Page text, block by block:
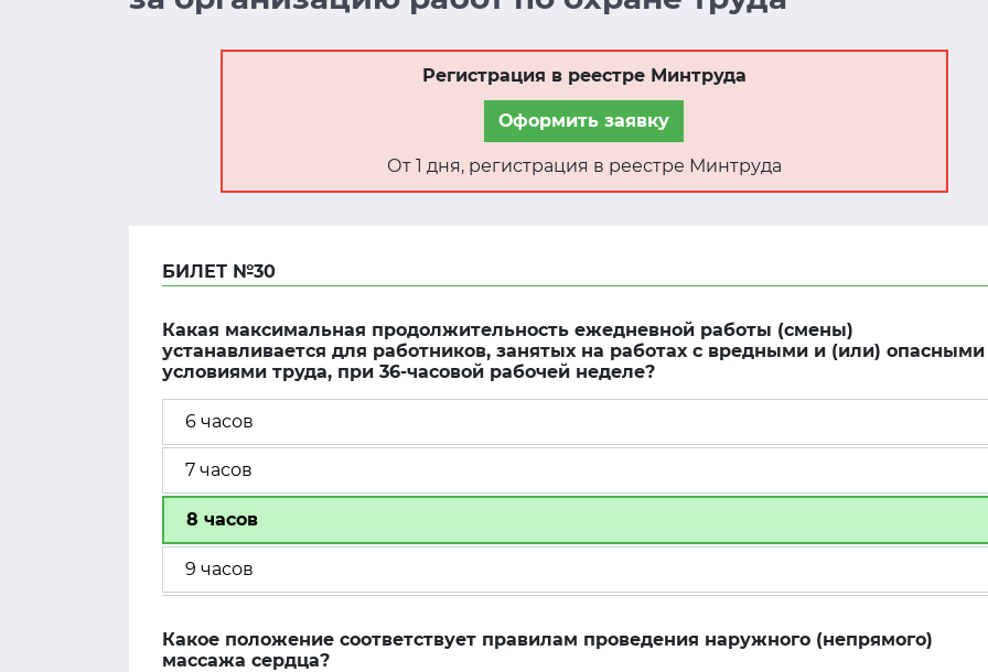
Регистрация в реестре Минтруда
Оформить заявку
От 1 дня, регистрация в реестре Минтруда
БИЛЕТ №30
Какая максимальная продолжительность ежедневной работы (смены)
устанавливается для работников, занятых на работах с вредными и (или) опасными
условиями труда, при 36-часовой рабочей неделе?
6 часов
7 часов
8 часов
9 часов
Какое положение соответствует правилам проведения наружного (непрямого)
массажа сердца?